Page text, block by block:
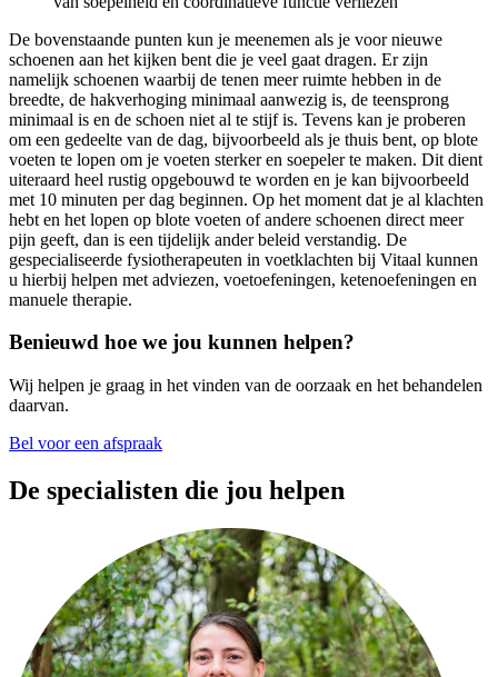
De bovenstaande punten kun je meenemen als je voor nieuwe
schoenen aan het kijken bent die je veel gaat dragen. Er zijn
namelijk schoenen waarbij de tenen meer ruimte hebben in de
breedte, de hakverhoging minimaal aanwezig is, de teensprong
minimaal is en de schoen niet al te stijf is. Tevens kan je proberen
om een gedeelte van de dag, bijvoorbeeld als je thuis bent, op blote
voeten te lopen om je voeten sterker en soepeler te maken. Dit dient
uiteraard heel rustig opgebouwd te worden en je kan bijvoorbeeld
met 10 minuten per dag beginnen. Op het moment dat je al klachten
hebt en het lopen op blote voeten of andere schoenen direct meer
pijn geeft, dan is een tijdelijk ander beleid verstandig. De
gespecialiseerde fysiotherapeuten in voetklachten bij Vitaal kunnen
u hierbij helpen met adviezen, voetoefeningen, ketenoefeningen en
manuele therapie.
Benieuwd hoe we jou kunnen helpen?
Wij helpen je graag in het vinden van de oorzaak en het behandelen
daarvan.
Bel voor een afspraak
De specialisten die jou helpen